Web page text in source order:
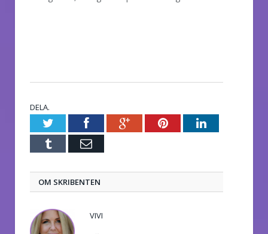
DELA.
TwitterFacebookGoogle+PinterestLinkedIn
Tumblr E-
OM SKRIBENTEN
VIVI